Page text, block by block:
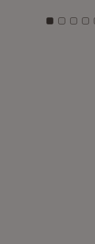
ZuZuZu